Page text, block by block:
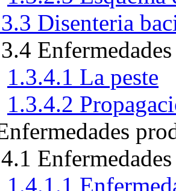
Disenteria
1.3.4.1 La peste
1.3.4.2
1.4.1.1